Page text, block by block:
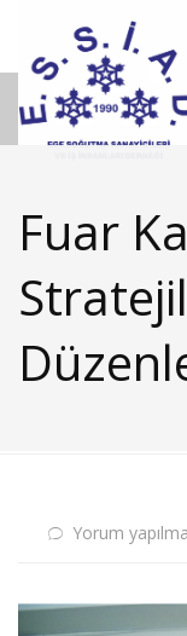
ESSİAD - Ege
> Fuar
Fuar
Yorum